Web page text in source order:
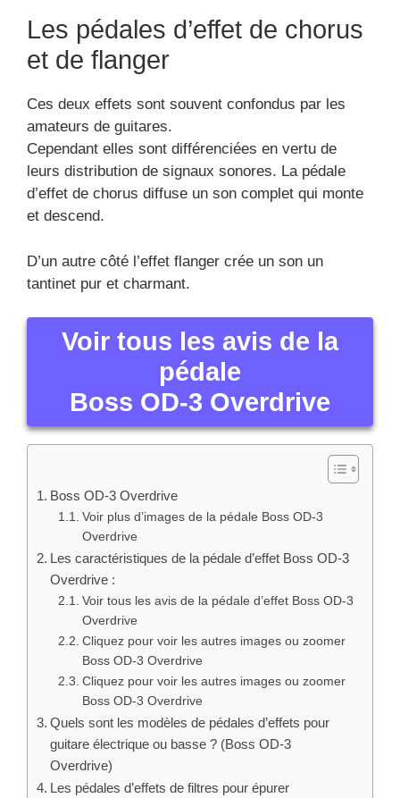
Les pédales d’effet de chorus
et de flanger
Ces deux effets sont souvent confondus par les
amateurs de guitares.
Cependant elles sont différenciées en vertu de
leurs distribution de signaux sonores. La pédale
d’effet de chorus diffuse un son complet qui monte
et descend.
D’un autre côté l’effet flanger crée un son un
tantinet pur et charmant.
Voir tous les avis de la
pédale
Boss OD-3 Overdrive
Boss OD-3 Overdrive
Voir plus d’images de la pédale Boss OD-3
Overdrive
Les caractéristiques de la pédale d’effet Boss OD-3
Overdrive :
Voir tous les avis de la pédale d’effet Boss OD-3
Overdrive
Cliquez pour voir les autres images ou zoomer
Boss OD-3 Overdrive
Cliquez pour voir les autres images ou zoomer
Boss OD-3 Overdrive
Quels sont les modèles de pédales d’effets pour
guitare électrique ou basse ? (Boss OD-3
Overdrive)
Les pédales d’effets de filtres pour épurer